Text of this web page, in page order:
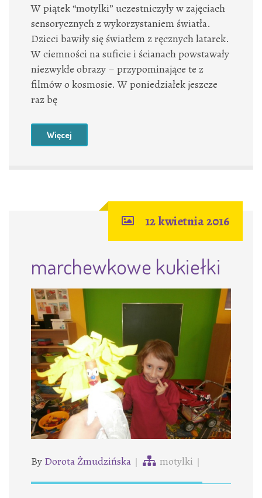
W piątek “motylki” uczestniczyły w zajęciach
sensorycznych z wykorzystaniem światła.
Dzieci bawiły się światłem z ręcznych latarek.
W ciemności na suficie i ścianach powstawały
niezwykłe obrazy – przypominające te z
filmów o kosmosie. W poniedziałek jeszcze
raz bę
Więcej
12 kwietnia 2016
marchewkowe kukiełki
By Dorota Żmudzińska motylki